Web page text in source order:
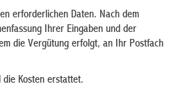
erforderlichen Daten. Nach dem
Ihrer Eingaben und der
die Vergütung erfolgt, an Ihr Postfach
die Kosten erstattet.